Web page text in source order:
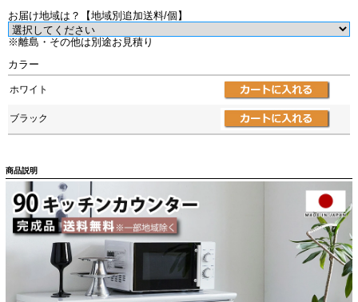
お届け地域は？【地域別追加送料/個】
※離島・その他は別途お見積り
カラー
ホワイト
ブラック
商品説明